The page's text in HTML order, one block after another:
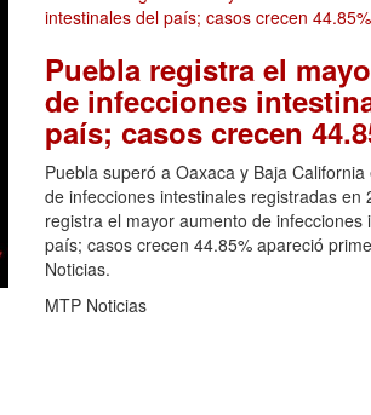
Puebla registra el
de infecciones
país; casos crecen
Puebla superó a Oaxaca y Baja
de infecciones intestinales registradas en
registra el mayor aumento de infecciones
país; casos crecen 44.85% apareció
Noticias.
MTP Noticias